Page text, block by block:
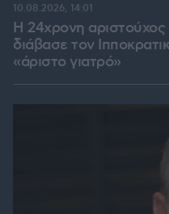
Η 24χρονη
διάβασε τον
«άριστο γιατρό»
10.08.2026, 14:01